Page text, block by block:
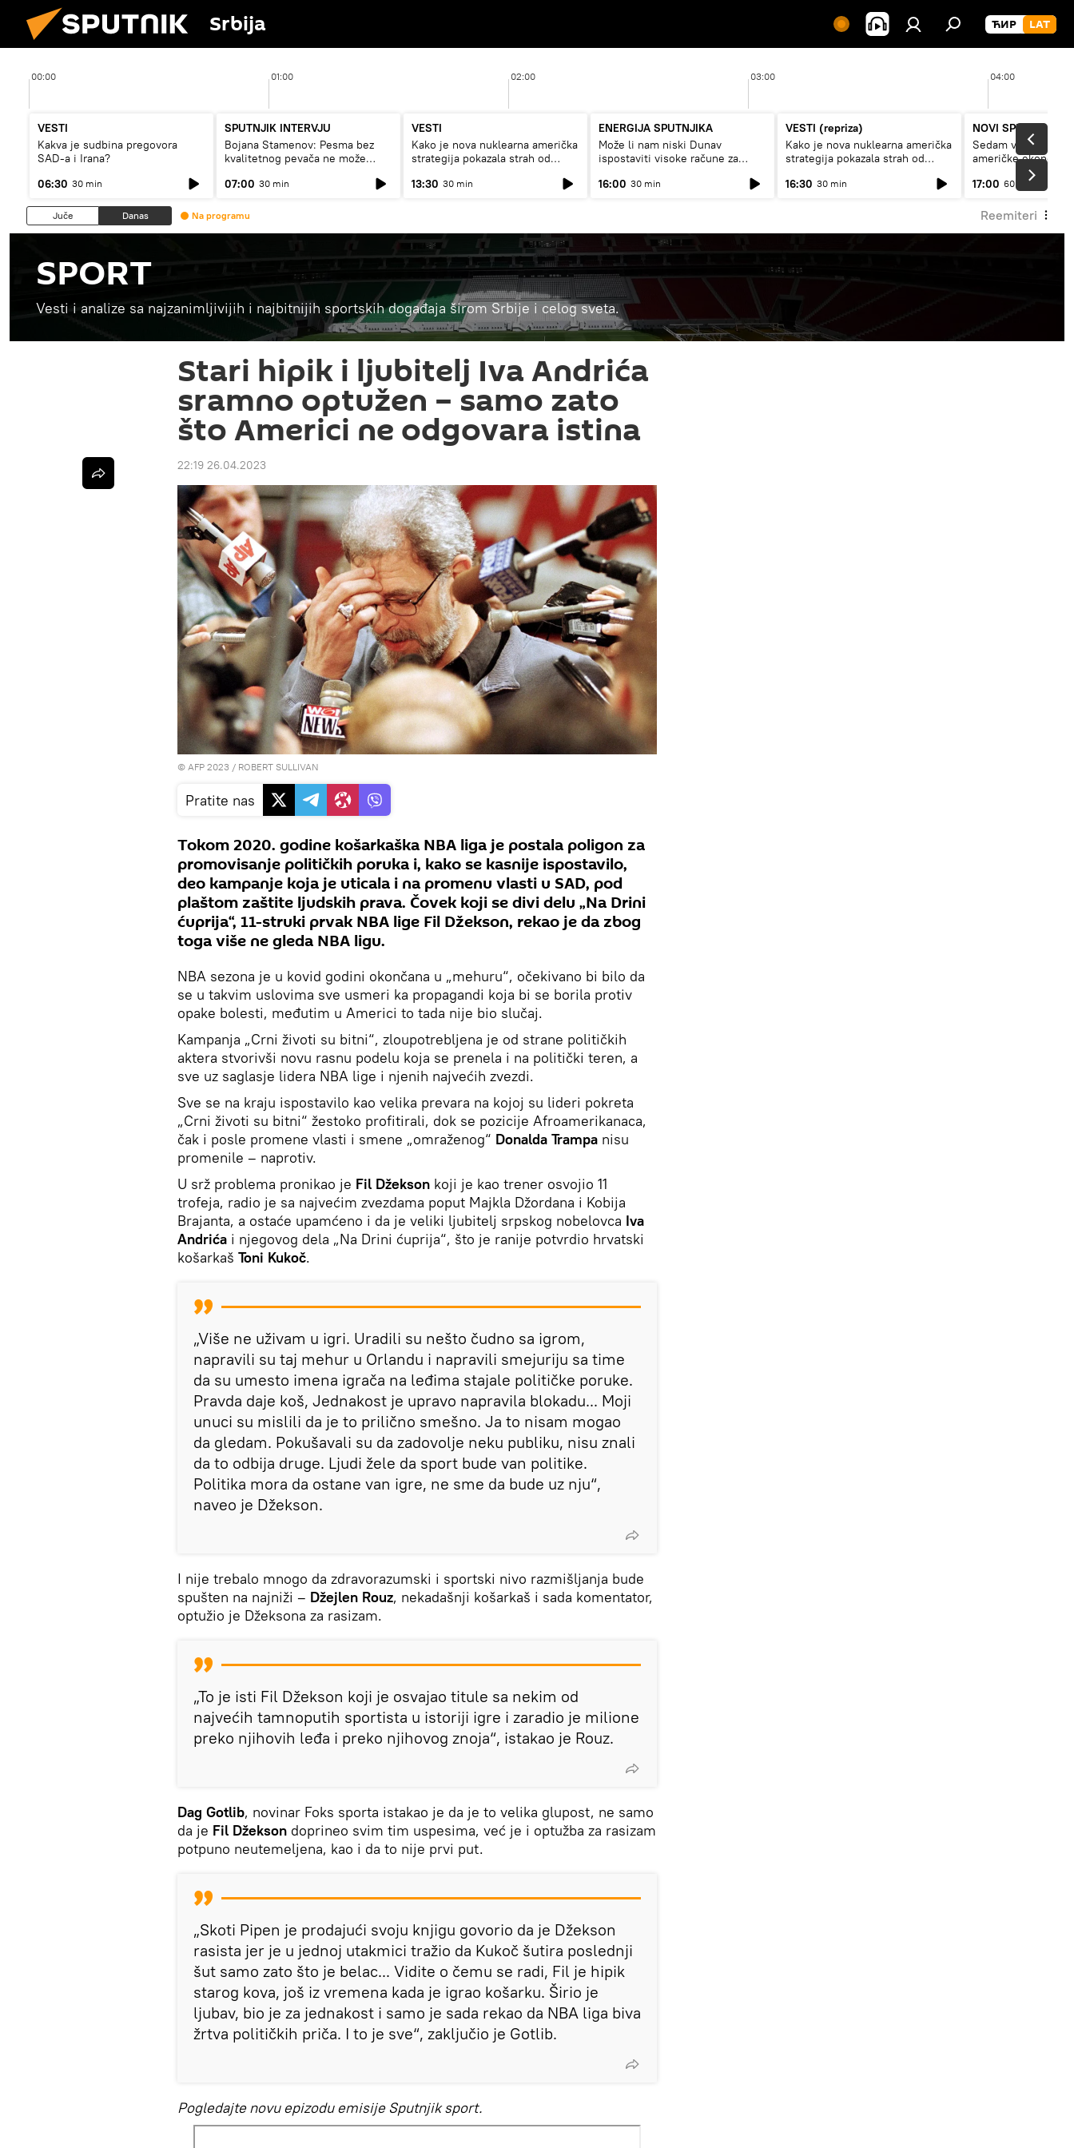
Srbija
00:00 01:00 02:00 03:00 04:00
VESTI
Kakva je sudbina pregovora
SAD-a i Irana?
06:30 30 min
SPUTNJIK INTERVJU
Bojana Stamenov: Pesma bez
kvalitetnog pevača ne može
07:00 30 min
VESTI
Kako je nova nuklearna američka
strategija pokazala strah od
13:30 30 min
ENERGIJA SPUTNJIKA
Može li nam niski Dunav
ispostaviti visoke račune za
16:00 30 min
VESTI (repriza)
Kako je nova nuklearna američka
strategija pokazala strah od
16:30 30 min
NOVI SPUTNJIK
Sedam
američke
17:00 60 min
Juče Danas Na programu Reemiteri
SPORT
Vesti i analize sa najzanimljivijih i najbitnijih sportskih događaja širom Srbije i celog sveta.
Stari hipik i ljubitelj Iva Andrića
sramno optužen – samo zato
što Americi ne odgovara istina
22:19 26.04.2023
© AFP 2023 / ROBERT SULLIVAN
Pratite nas
Tokom 2020. godine košarkaška NBA liga je postala poligon za
promovisanje političkih poruka i, kako se kasnije ispostavilo,
deo kampanje koja je uticala i na promenu vlasti u SAD, pod
plaštom zaštite ljudskih prava. Čovek koji se divi delu „Na Drini
ćuprija“, 11-struki prvak NBA lige Fil Džekson, rekao je da zbog
toga više ne gleda NBA ligu.
NBA sezona je u kovid godini okončana u „mehuru“, očekivano bi bilo da
se u takvim uslovima sve usmeri ka propagandi koja bi se borila protiv
opake bolesti, međutim u Americi to tada nije bio slučaj.
Kampanja „Crni životi su bitni“, zloupotrebljena je od strane političkih
aktera stvorivši novu rasnu podelu koja se prenela i na politički teren, a
sve uz saglasje lidera NBA lige i njenih najvećih zvezdi.
Sve se na kraju ispostavilo kao velika prevara na kojoj su lideri pokreta
„Crni životi su bitni“ žestoko profitirali, dok se pozicije Afroamerikanaca,
čak i posle promene vlasti i smene „omraženog“ Donalda Trampa nisu
promenile – naprotiv.
U srž problema pronikao je Fil Džekson koji je kao trener osvojio 11
trofeja, radio je sa najvećim zvezdama poput Majkla Džordana i Kobija
Brajanta, a ostaće upamćeno i da je veliki ljubitelj srpskog nobelovca Iva
Andrića i njegovog dela „Na Drini ćuprija“, što je ranije potvrdio hrvatski
košarkaš Toni Kukoč.
„Više ne uživam u igri. Uradili su nešto čudno sa igrom,
napravili su taj mehur u Orlandu i napravili smejuriju sa time
da su umesto imena igrača na leđima stajale političke poruke.
Pravda daje koš, Jednakost je upravo napravila blokadu... Moji
unuci su mislili da je to prilično smešno. Ja to nisam mogao
da gledam. Pokušavali su da zadovolje neku publiku, nisu znali
da to odbija druge. Ljudi žele da sport bude van politike.
Politika mora da ostane van igre, ne sme da bude uz nju“,
naveo je Džekson.
I nije trebalo mnogo da zdravorazumski i sportski nivo razmišljanja bude
spušten na najniži – Džejlen Rouz, nekadašnji košarkaš i sada komentator,
optužio je Džeksona za rasizam.
„To je isti Fil Džekson koji je osvajao titule sa nekim od
najvećih tamnoputih sportista u istoriji igre i zaradio je milione
preko njihovih leđa i preko njihovog znoja“, istakao je Rouz.
Dag Gotlib, novinar Foks sporta istakao je da je to velika glupost, ne samo
da je Fil Džekson doprineo svim tim uspesima, već je i optužba za rasizam
potpuno neutemeljena, kao i da to nije prvi put.
„Skoti Pipen je prodajući svoju knjigu govorio da je Džekson
rasista jer je u jednoj utakmici tražio da Kukoč šutira poslednji
šut samo zato što je belac... Vidite o čemu se radi, Fil je hipik
starog kova, još iz vremena kada je igrao košarku. Širio je
ljubav, bio je za jednakost i samo je sada rekao da NBA liga biva
žrtva političkih priča. I to je sve“, zaključio je Gotlib.
Pogledajte novu epizodu emisije Sputnjik sport.